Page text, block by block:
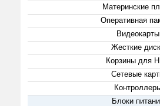
Материнские
Оперативная
Видеокарты
Жесткие
Корзины для
Сетевые
Блоки